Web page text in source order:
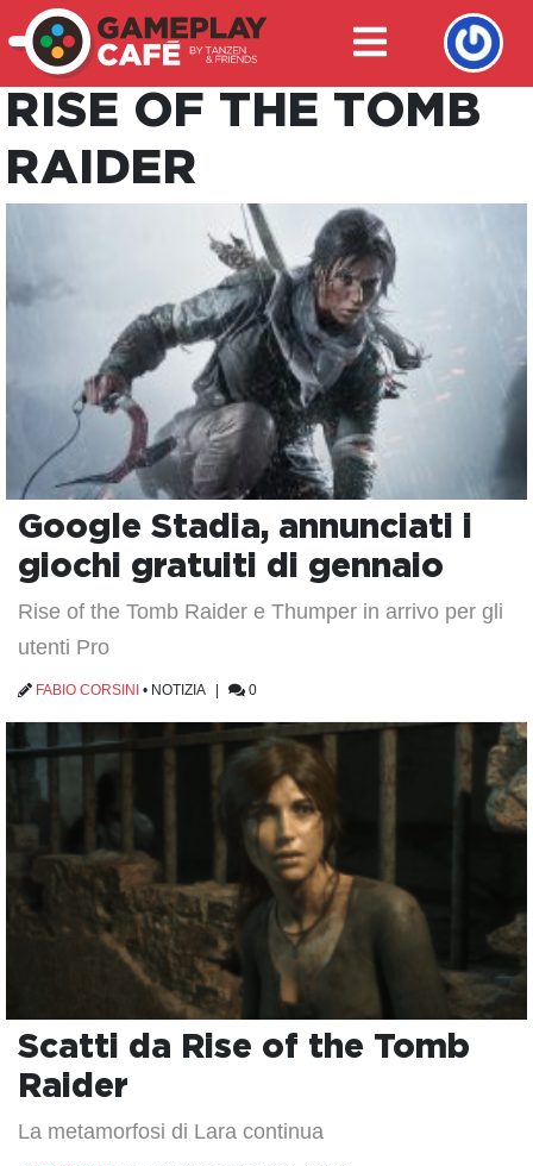
RISE OF THE TOMB
RAIDER
Google Stadia, annunciati i
giochi gratuiti di gennaio
Rise of the Tomb Raider e Thumper in arrivo per gli
utenti Pro
FABIO CORSINI • NOTIZIA| 0
Scatti da Rise of the Tomb
Raider
La metamorfosi di Lara continua